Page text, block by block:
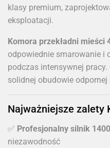
klasy premium,
eksploatacji.
Komora przekładni mieści
odpowiednie smarowanie i
podczas intensywnej
solidnej obudowie
Najważniejsze zalety
✅ Profesjonalny silnik
niezawodność